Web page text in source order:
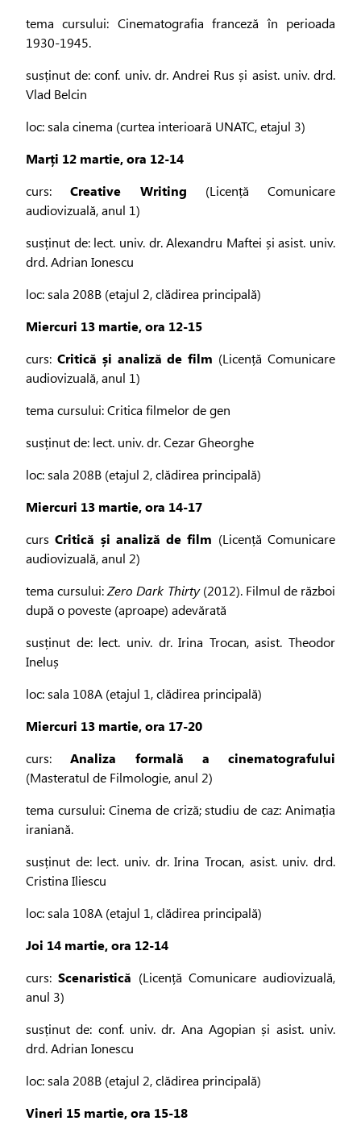
tema cursului: Cinematografia franceză în perioada
1930-1945.
susținut de: conf. univ. dr. Andrei Rus și asist. univ. drd.
Vlad Belcin
loc: sala cinema (curtea interioară UNATC, etajul 3)
Marți 12 martie, ora 12-14
curs:Creative Writing (Licență Comunicare
audiovizuală, anul 1)
susținut de: lect. univ. dr. Alexandru Maftei și asist. univ.
drd. Adrian Ionescu
loc: sala 208B (etajul 2, clădirea principală)
Miercuri 13 martie, ora 12-15
curs: Critică și analiză de film (Licență Comunicare
audiovizuală, anul 1)
tema cursului: Critica filmelor de gen
susținut de: lect. univ. dr. Cezar Gheorghe
loc: sala 208B (etajul 2, clădirea principală)
Miercuri 13 martie, ora 14-17
cursCritică și analiză de film (Licență Comunicare
audiovizuală, anul 2)
tema cursului:Zero Dark Thirty(2012). Filmul de război
după o poveste (aproape) adevărată
susținut de: lect. univ. dr. Irina Trocan, asist. Theodor
Ineluș
loc: sala 108A (etajul 1, clădirea principală)
Miercuri 13 martie, ora 17-20
curs:Analiza formală a cinematografului
(Masteratul de Filmologie, anul 2)
tema cursului: Cinema de criză; studiu de caz: Animația
iraniană.
susținut de: lect. univ. dr. Irina Trocan, asist. univ. drd.
Cristina Iliescu
loc: sala 108A (etajul 1, clădirea principală)
Joi 14 martie, ora 12-14
curs:Scenaristică (Licență Comunicare audiovizuală,
anul 3)
susținut de: conf. univ. dr. Ana Agopian și asist. univ.
drd. Adrian Ionescu
loc: sala 208B (etajul 2, clădirea principală)
Vineri 15 martie, ora 15-18